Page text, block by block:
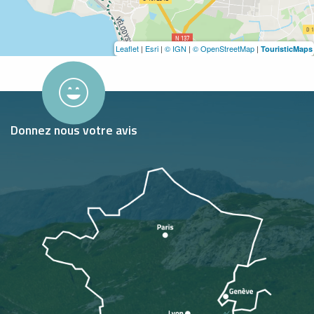
Leaflet | Esri | © IGN | © OpenStreetMap | TouristicMaps
Donnez nous votre avis